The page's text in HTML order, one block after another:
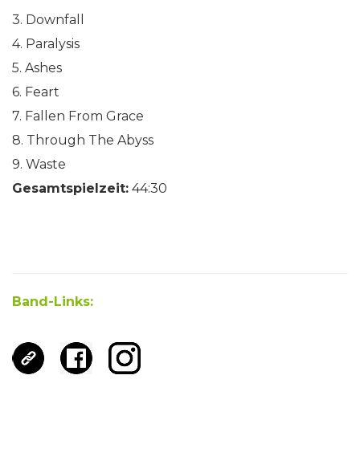
3. Downfall
4. Paralysis
5. Ashes
6. Feart
7. Fallen From Grace
8. Through The Abyss
9. Waste
Gesamtspielzeit: 44:30
Band-Links: